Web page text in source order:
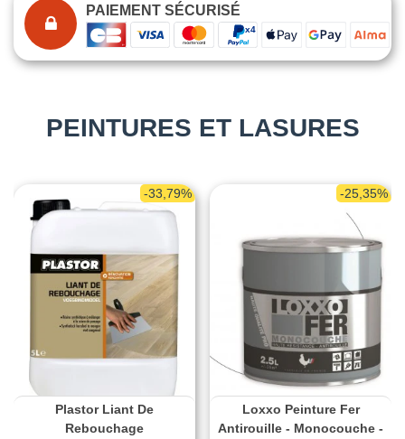
PAIEMENT SÉCURISÉ
PEINTURES ET LASURES
-33,79%
Plastor Liant De
Rebouchage
-25,35%
Loxxo Peinture Fer
Antirouille - Monocouche -